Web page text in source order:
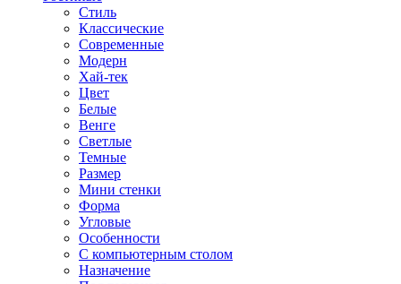
Стиль
Классические
Современные
Модерн
Хай-тек
Цвет
Белые
Венге
Светлые
Темные
Размер
Мини стенки
Форма
Угловые
Особенности
С компьютерным столом
Назначение